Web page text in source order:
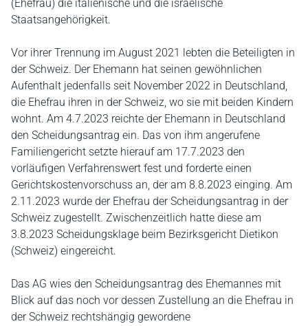
(Ehefrau) die italienische und die israelische
Staatsangehörigkeit.
Vor ihrer Trennung im August 2021 lebten die Beteiligten in
der Schweiz. Der Ehemann hat seinen gewöhnlichen
Aufenthalt jedenfalls seit November 2022 in Deutschland,
die Ehefrau ihren in der Schweiz, wo sie mit beiden Kindern
wohnt. Am 4.7.2023 reichte der Ehemann in Deutschland
den Scheidungsantrag ein. Das von ihm angerufene
Familiengericht setzte hierauf am 17.7.2023 den
vorläufigen Verfahrenswert fest und forderte einen
Gerichtskostenvorschuss an, der am 8.8.2023 einging. Am
2.11.2023 wurde der Ehefrau der Scheidungsantrag in der
Schweiz zugestellt. Zwischenzeitlich hatte diese am
3.8.2023 Scheidungsklage beim Bezirksgericht Dietikon
(Schweiz) eingereicht.
Das AG wies den Scheidungsantrag des Ehemannes mit
Blick auf das noch vor dessen Zustellung an die Ehefrau in
der Schweiz rechtshängig gewordene